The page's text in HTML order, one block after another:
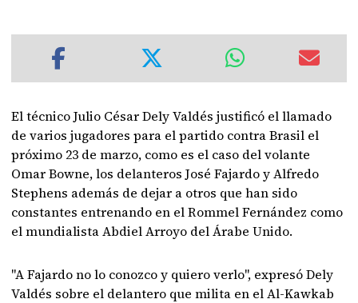
El técnico Julio César Dely Valdés justificó el llamado
de varios jugadores para el partido contra Brasil el
próximo 23 de marzo, como es el caso del volante
Omar Bowne, los delanteros José Fajardo y Alfredo
Stephens además de dejar a otros que han sido
constantes entrenando en el Rommel Fernández como
el mundialista Abdiel Arroyo del Árabe Unido.
"A Fajardo no lo conozco y quiero verlo", expresó Dely
Valdés sobre el delantero que milita en el Al-Kawkab